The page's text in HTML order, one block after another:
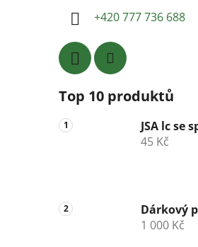
+420 777 736 688
Top 10 produktů
JSA lc se
45 Kč
Dárkový
1 000 Kč